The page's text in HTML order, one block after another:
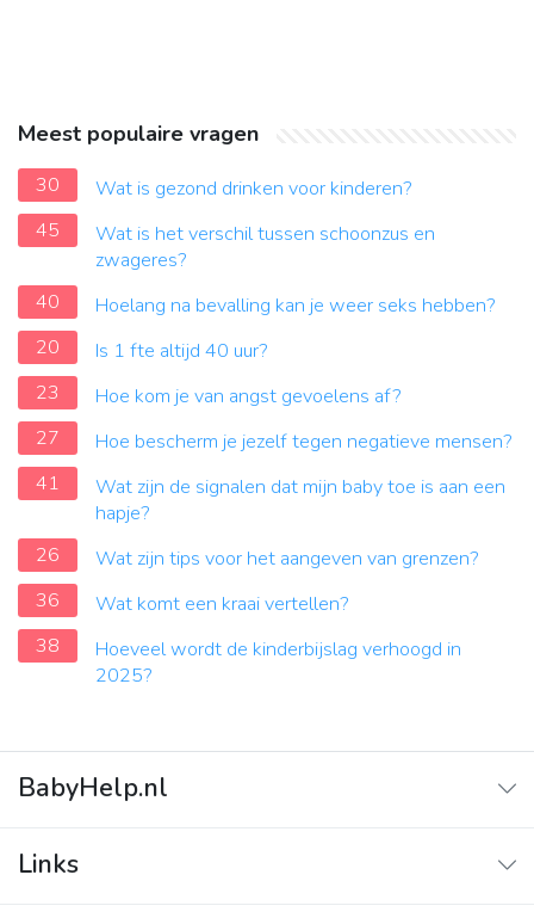
Meest populaire vragen
30
Wat is gezond drinken voor kinderen?
45
Wat is het verschil tussen schoonzus en
zwageres?
40
Hoelang na bevalling kan je weer seks hebben?
20
Is 1 fte altijd 40 uur?
23
Hoe kom je van angst gevoelens af?
27
Hoe bescherm je jezelf tegen negatieve mensen?
41
Wat zijn de signalen dat mijn baby toe is aan een
hapje?
26
Wat zijn tips voor het aangeven van grenzen?
36
Wat komt een kraai vertellen?
38
Hoeveel wordt de kinderbijslag verhoogd in
2025?
BabyHelp.nl
Vraag & Antwoord
Links